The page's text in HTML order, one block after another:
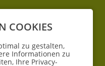
COOKIES
zu gestalten,
Informationen zu
Ihre Privacy-